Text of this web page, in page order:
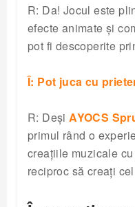
R: Da! Jocul este
efecte animate și
pot fi descoperite
Î: Pot juca cu
R: DeșiAYOCS
primul rând o
creațiile muzicale
reciproc să creați